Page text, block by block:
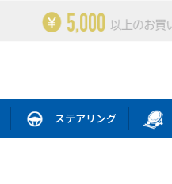
ステアリング